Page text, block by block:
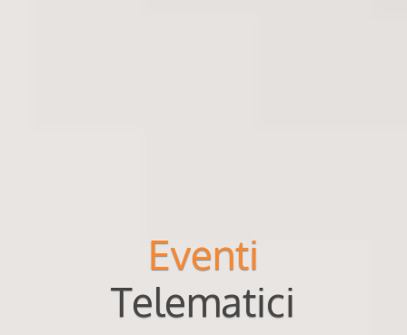
Eventi
Telematici